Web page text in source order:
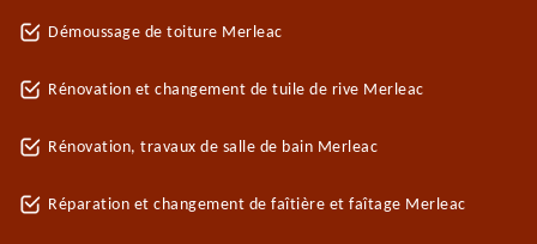
Démoussage de toiture Merleac
Rénovation et changement de tuile de rive Merleac
Rénovation, travaux de salle de bain Merleac
Réparation et changement de faîtière et faîtage Merleac